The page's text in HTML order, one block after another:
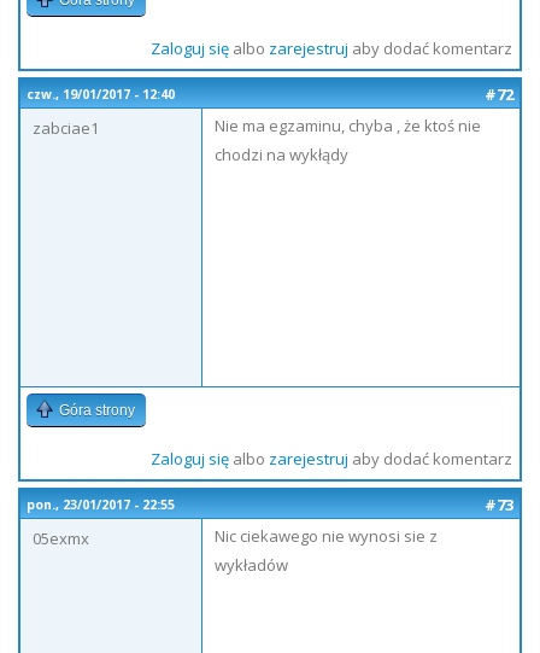
Zaloguj sięalbo zarejestruj aby dodać komentarz
czw., 19/01/2017 - 12:40
#72
zabciae1
Nie ma egzaminu, chyba , że ktoś nie
chodzi na wykłądy
Góra strony
Zaloguj sięalbo zarejestruj aby dodać komentarz
pon., 23/01/2017 - 22:55
#73
05exmx
Nic ciekawego nie wynosi sie z
wykładów